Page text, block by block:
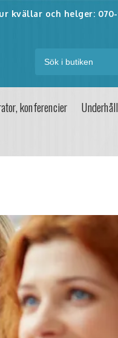
kvällar och helger:
konferencier